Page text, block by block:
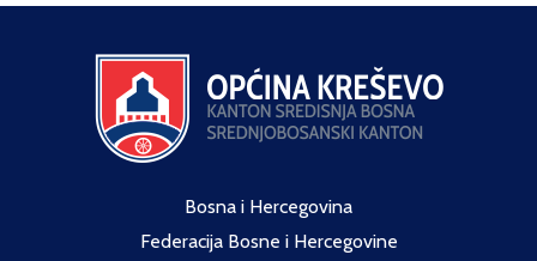
Bosna i Hercegovina
Federacija Bosne i Hercegovine